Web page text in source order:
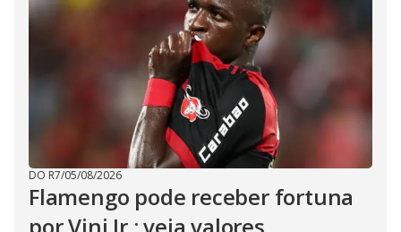
DO R7/05/08/2026
Flamengo pode receber fortuna